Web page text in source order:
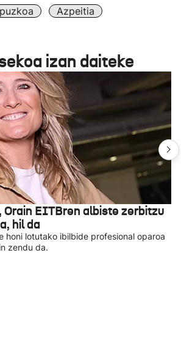
Azpeitia
izan daiteke
Orain EITBren albiste zerbitzu
hil da
honi lotutako ibilbide profesional oparoa
zendu da.